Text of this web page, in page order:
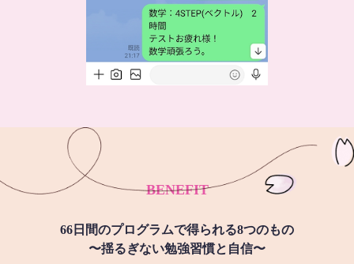
BENEFIT
66日間のプログラムで得られる8つのもの
〜揺るぎない勉強習慣と自信〜